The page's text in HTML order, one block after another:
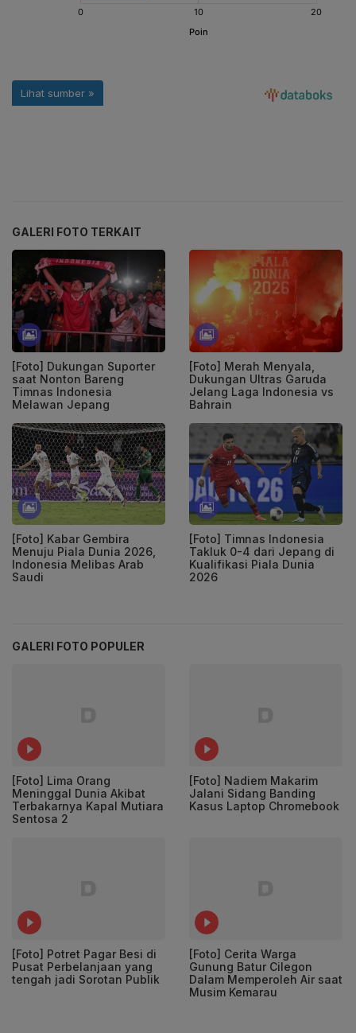
GALERI FOTO TERKAIT
[Foto] Dukungan Suporter
saat Nonton Bareng
Timnas Indonesia
Melawan Jepang
[Foto] Merah Menyala,
Dukungan Ultras Garuda
Jelang Laga Indonesia vs
Bahrain
[Foto] Kabar Gembira
Menuju Piala Dunia 2026,
Indonesia Melibas Arab
Saudi
[Foto] Timnas Indonesia
Takluk 0-4 dari Jepang di
Kualifikasi Piala Dunia
2026
GALERI FOTO POPULER
[Foto] Lima Orang
Meninggal Dunia Akibat
Terbakarnya Kapal Mutiara
Sentosa 2
[Foto] Nadiem Makarim
Jalani Sidang Banding
Kasus Laptop Chromebook
[Foto] Potret Pagar Besi di
Pusat Perbelanjaan yang
tengah jadi Sorotan Publik
[Foto] Cerita Warga
Gunung Batur Cilegon
Dalam Memperoleh Air saat
Musim Kemarau